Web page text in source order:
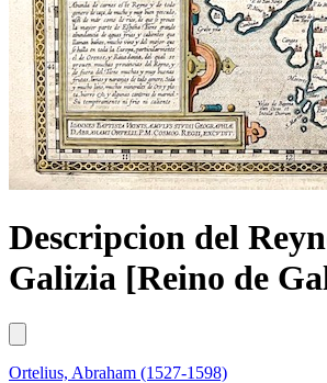
Descripcion del
Galizia [Reino de
Ortelius, Abraham (1527-1598)